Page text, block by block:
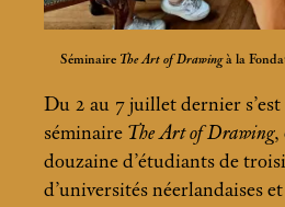
Séminaire The Art of Drawingà la
Du 2 au 7 juillet dernier
séminaire The Art of Drawing,
douzaine d’étudiants de
d’universités néerlandaises